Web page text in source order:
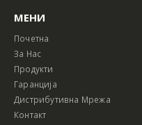
МЕНИ
Почетна
За Нас
Продукти
Гаранција
Дистрибутивна Мрежа
Контакт